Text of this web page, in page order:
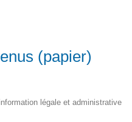
(papier)
légale et administrative